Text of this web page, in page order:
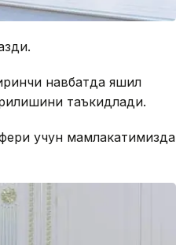
навбатда яшил
таъкидлади.
учун мамлакатимизда